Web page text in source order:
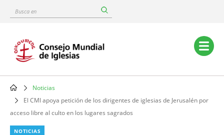
content
Busca
Main
navigation
Breadcrumb
Noticias
El CMI apoya petición de los dirigentes de iglesias de Jerusalén por
acceso libre al culto en los lugares sagrados
NOTICIAS